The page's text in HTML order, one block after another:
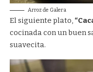
Arroz de Galera
El siguiente plato,
cocinada con un buen
suavecita.